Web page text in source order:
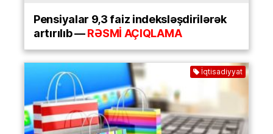
Pensiyalar 9,3 faiz indeksləşdirilərək
artırılıb —RƏSMİ AÇIQLAMA
İqtisadiyyat